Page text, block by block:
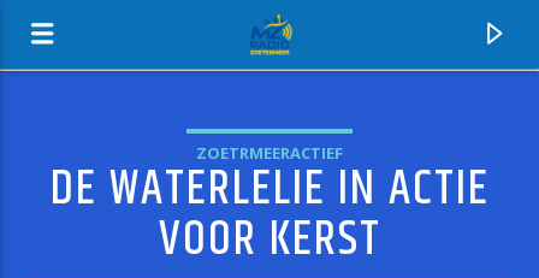
MZ-RADIO
ZOETRMEERACTIEF
DE WATERLELIE IN ACTIE
VOOR KERST